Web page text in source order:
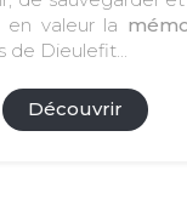
valeur la
de Dieulefit...
Découvrir